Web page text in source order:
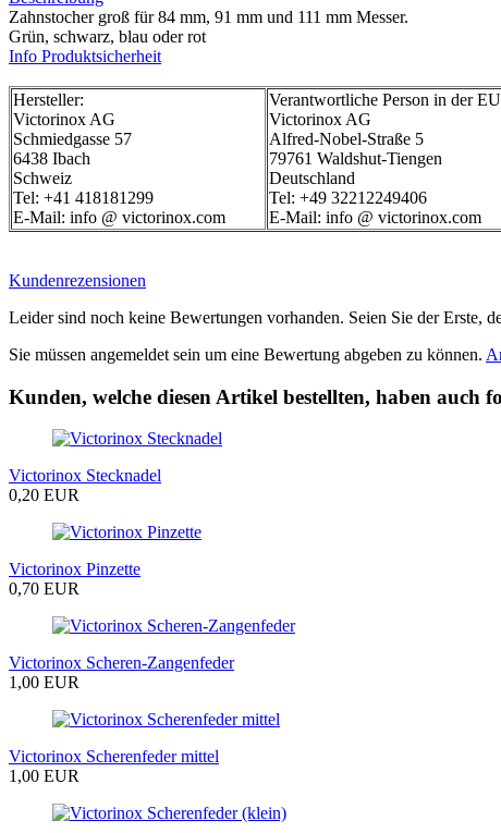
Zahnstocher groß für 84 mm, 91 mm und 111 mm Messer.
Grün, schwarz, blau oder rot
Info Produktsicherheit
Hersteller:
Victorinox AG
Schmiedgasse 57
6438 Ibach
Schweiz
Tel: +41 418181299
E-Mail: info @ victorinox.com
Verantwortliche Person in der
Victorinox AG
Alfred-Nobel-Straße 5
79761 Waldshut-Tiengen
Deutschland
Tel: +49 32212249406
E-Mail: info @ victorinox.com
Kundenrezensionen
Leider sind noch keine Bewertungen vorhanden. Seien Sie der Erste,
Sie müssen angemeldet sein um eine Bewertung abgeben zu können.
Kunden, welche diesen Artikel bestellten, haben auch
Victorinox Stecknadel
0,20 EUR
Victorinox Pinzette
0,70 EUR
Victorinox Scheren-Zangenfeder
1,00 EUR
Victorinox Scherenfeder mittel
1,00 EUR